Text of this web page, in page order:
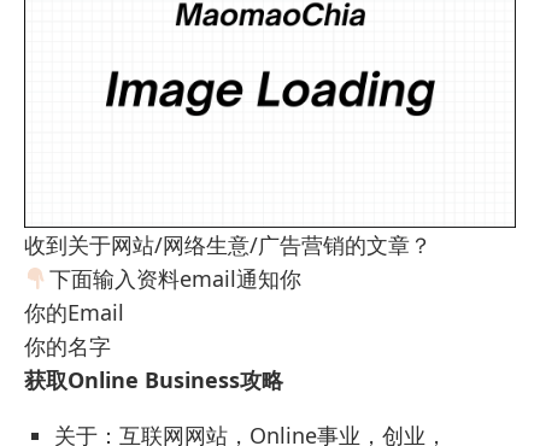
收到关于网站/网络生意/广告营销的文章？
下面输入资料email通知你
你的Email
你的名字
获取Online Business攻略
关于：互联网网站，Online事业，创业，